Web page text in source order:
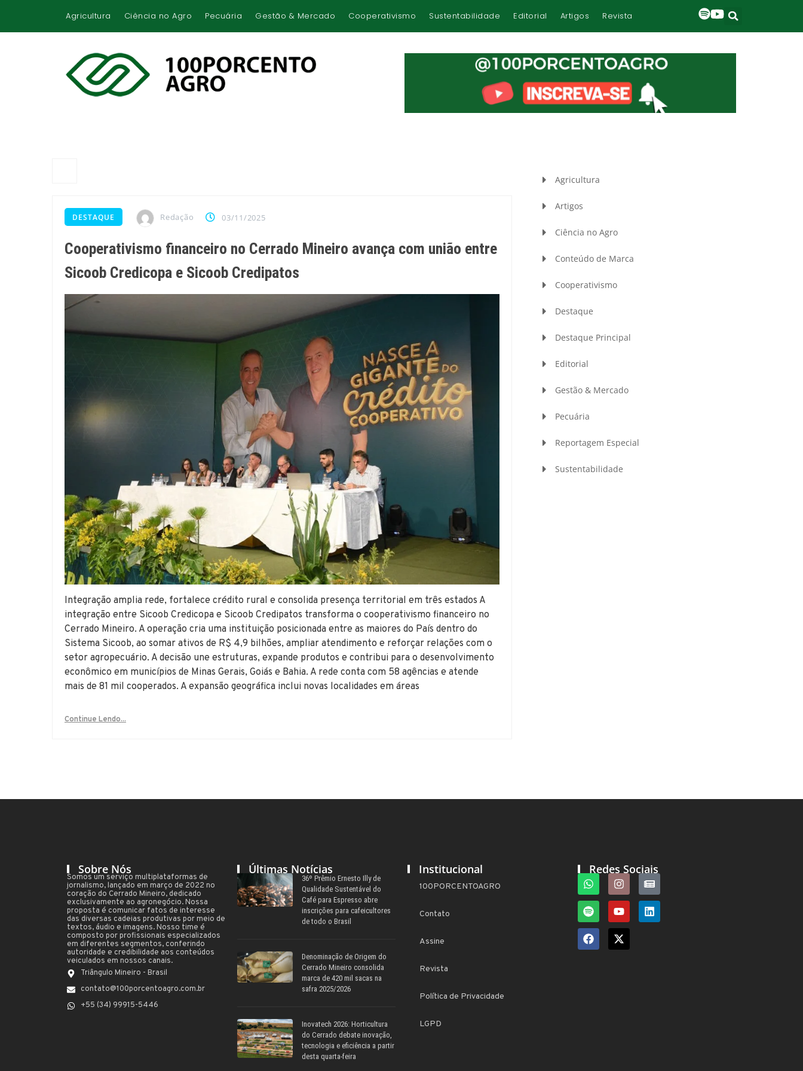
Agricultura Ciência no Agro Pecuária Gestão & Mercado Cooperativismo Sustentabilidade Editorial Artigos Revista
DESTAQUE Redação 03/11/2025
Cooperativismo financeiro no Cerrado Mineiro avança com união entre
Sicoob Credicopa e Sicoob Credipatos
Integração amplia rede, fortalece crédito rural e consolida presença territorial em três estados A
integração entre Sicoob Credicopa e Sicoob Credipatos transforma o cooperativismo financeiro no
Cerrado Mineiro. A operação cria uma instituição posicionada entre as maiores do País dentro do
Sistema Sicoob, ao somar ativos de R$ 4,9 bilhões, ampliar atendimento e reforçar relações com o
setor agropecuário. A decisão une estruturas, expande produtos e contribui para o desenvolvimento
econômico em municípios de Minas Gerais, Goiás e Bahia. A rede conta com 58 agências e atende
mais de 81 mil cooperados. A expansão geográfica inclui novas localidades em áreas
Continue Lendo...
Agricultura
Artigos
Ciência no Agro
Conteúdo de Marca
Cooperativismo
Destaque
Destaque Principal
Editorial
Gestão & Mercado
Pecuária
Reportagem Especial
Sustentabilidade
Sobre Nós
Somos um serviço multiplataformas de
jornalismo, lançado em março de 2022 no
coração do Cerrado Mineiro, dedicado
exclusivamente ao agronegócio. Nossa
proposta é comunicar fatos de interesse
das diversas cadeias produtivas por meio de
textos, áudio e imagens. Nosso time é
composto por profissionais especializados
em diferentes segmentos, conferindo
autoridade e credibilidade aos conteúdos
veiculados em nossos canais.
Triângulo Mineiro - Brasil
contato@100porcentoagro.com.br
+55 (34) 99915-5446
Últimas Notícias
36º Prêmio Ernesto Illy de
Qualidade Sustentável do
Café para Espresso abre
inscrições para cafeicultores
de todo o Brasil
Denominação de Origem do
Cerrado Mineiro consolida
marca de 420 mil sacas na
safra 2025/2026
Inovatech 2026: Horticultura
do Cerrado debate inovação,
tecnologia e eficiência a partir
desta quarta-feira
Institucional
100PORCENTOAGRO
Contato
Assine
Revista
Política de Privacidade
LGPD
Redes Sociais